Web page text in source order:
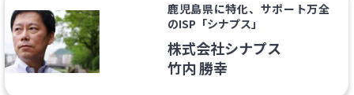
鹿児島県に特化、サポート万全
のISP「シナプス」
株式会社シナプス
竹内 勝幸